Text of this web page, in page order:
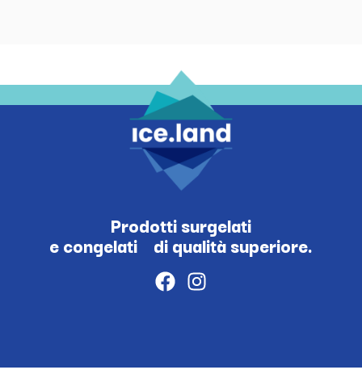
Prodotti surgelati
e congelati di qualità superiore.